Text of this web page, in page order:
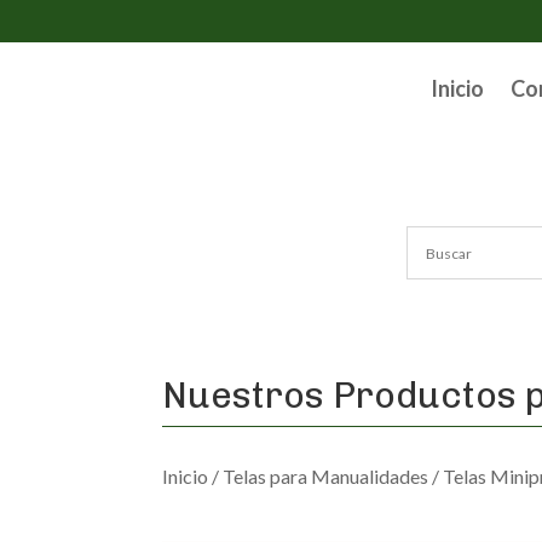
Inicio
Nuestros Productos
Inicio / Telas para Manualidades / Telas